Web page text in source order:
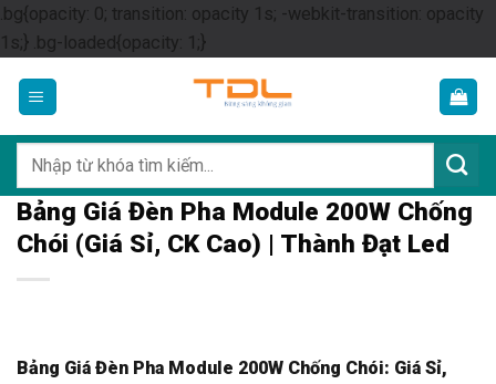
.bg{opacity: 0; transition: opacity 1s; -webkit-transition: opacity
1s;} .bg-loaded{opacity: 1;}Skip
content
kiếm:
Bảng Giá Đèn Pha Module 200W Chống
Chói (Giá Sỉ, CK Cao) | Thành Đạt Led
Bảng Giá Đèn Pha Module 200W Chống Chói: Giá Sỉ,